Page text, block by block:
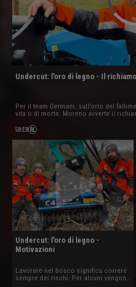
Undercut: l'oro di legno - Il
Per il team Germani, sull’orlo del
vita o di morte. Moreno avverte il
S8:E8
Undercut: l'oro di legno -
Motivazioni
Lavorare nel bosco significa correre
sempre dei rischi. Per alcuni vengono